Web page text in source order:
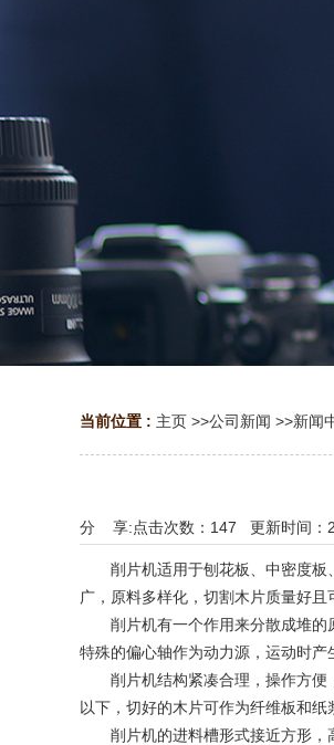
当前位置 : 主页 >>公司新闻 >>新闻
点击次数： 147 更新时间：
分 享:
削片机适用于刨花板、中密度板、
广，原料多样化，切割木片质量好
削片机有一个作用来分散成堆的原
特殊的偏心轴作为动力源，运动时
削片机结构紧凑合理，操作方便，
以下，切好的木片可作为纤维板和
削片机的进料槽形式接近方形，高